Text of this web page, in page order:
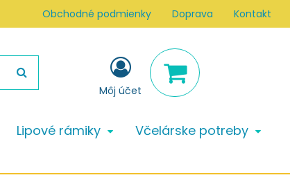
Obchodné podmienky Doprava Kontakt
Môj účet
Lipové rámiky
Včelárske potreby